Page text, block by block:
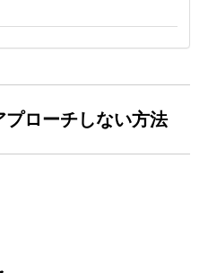
ローチしない方法